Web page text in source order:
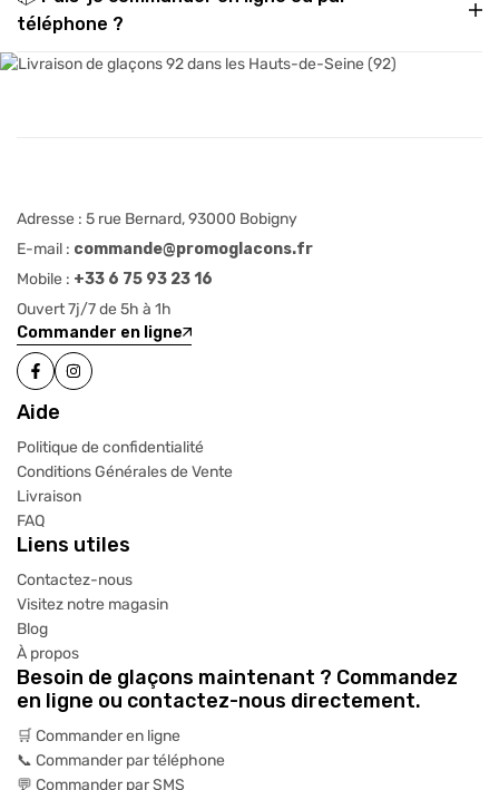
téléphone ?
Adresse : 5 rue Bernard, 93000 Bobigny
E-mail : commande@promoglacons.fr
Mobile : +33 6 75 93 23 16
Ouvert 7j/7 de 5h à 1h
Commander en ligne
Aide
Politique de confidentialité
Conditions Générales de Vente
Livraison
FAQ
Liens utiles
Contactez-nous
Visitez notre magasin
Blog
À propos
Besoin de glaçons maintenant ? Commandez
en ligne ou contactez-nous directement.
🛒 Commander en ligne
📞 Commander par téléphone
💬 Commander par SMS